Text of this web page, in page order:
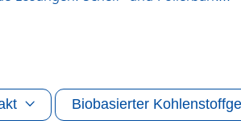
Biobasierter